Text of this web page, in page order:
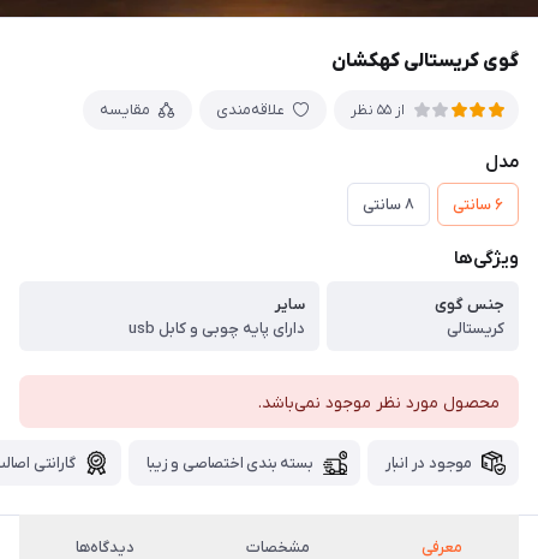
گوی کریستالی کهکشان
از 55 نظر علاقه‌مندی مقایسه
مدل
۶ سانتی ۸ سانتی
ویژگی‌ها
جنس گوی
کریستالی
سایر
دارای پایه چوبی و کابل usb
محصول مورد نظر موجود نمی‌باشد.
موجود در انبار بسته بندی اختصاصی و زیبا گارانتی
معرفی مشخصات دیدگاه‌ها